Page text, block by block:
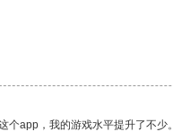
app，我的游戏水平提升了不少。